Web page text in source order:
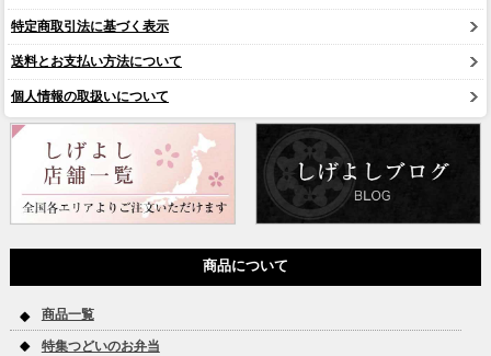
特定商取引法に基づく表示
送料とお支払い方法について
個人情報の取扱いについて
商品について
商品一覧
特集つどいのお弁当